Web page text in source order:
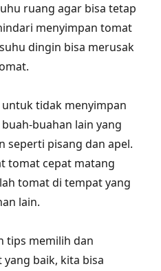
ruang agar bisa tetap
menyimpan tomat
dingin bisa merusak
tidak menyimpan
buahan lain yang
seperti pisang dan apel.
tomat cepat matang
tomat di tempat yang
lain.
tips memilih dan
baik, kita bisa